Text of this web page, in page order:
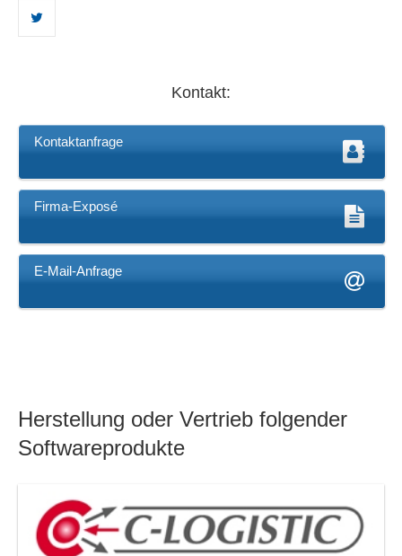
Kontakt:
Kontaktanfrage
Firma-Exposé
E-Mail-Anfrage
Herstellung oder Vertrieb folgender
Softwareprodukte